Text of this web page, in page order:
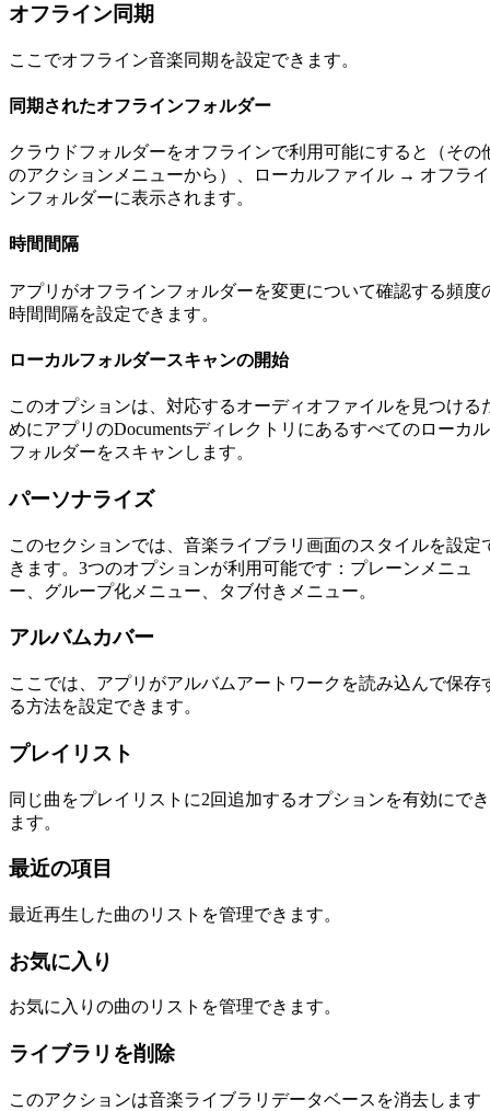
オフライン同期
ここでオフライン音楽同期を設定できます。
同期されたオフラインフォルダー
クラウドフォルダーをオフラインで利用可能にすると（その
のアクションメニューから）、ローカルファイル → オフライ
ンフォルダーに表示されます。
時間間隔
アプリがオフラインフォルダーを変更について確認する頻度
時間間隔を設定できます。
ローカルフォルダースキャンの開始
このオプションは、対応するオーディオファイルを見つける
めにアプリのDocumentsディレクトリにあるすべてのローカル
フォルダーをスキャンします。
パーソナライズ
このセクションでは、音楽ライブラリ画面のスタイルを設定
きます。3つのオプションが利用可能です：プレーンメニュ
ー、グループ化メニュー、タブ付きメニュー。
アルバムカバー
ここでは、アプリがアルバムアートワークを読み込んで保存
る方法を設定できます。
プレイリスト
同じ曲をプレイリストに2回追加するオプションを有効にでき
ます。
最近の項目
最近再生した曲のリストを管理できます。
お気に入り
お気に入りの曲のリストを管理できます。
ライブラリを削除
このアクションは音楽ライブラリデータベースを消去します